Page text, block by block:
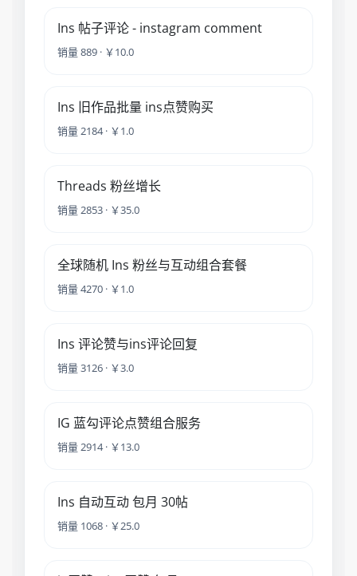
Ins 帖子评论 - instagram comment
销量 889 · ￥10.0
Ins 旧作品批量 ins点赞购买
销量 2184 · ￥1.0
Threads 粉丝增长
销量 2853 · ￥35.0
全球随机 Ins 粉丝与互动组合套餐
销量 4270 · ￥1.0
Ins 评论赞与ins评论回复
销量 3126 · ￥3.0
IG 蓝勾评论点赞组合服务
销量 2914 · ￥13.0
Ins 自动互动 包月 30帖
销量 1068 · ￥25.0